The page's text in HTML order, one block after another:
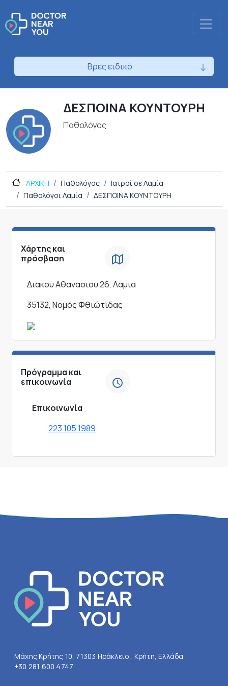
Βρες ειδικό
ΔΕΣΠΟΙΝΑ ΚΟΥΝΤΟΥΡΗ
Παθολόγος
ΑΡΧΙΚΗ Παθολόγος
Ιατροί σε Λαμία
Παθολόγοι Λαμία
ΔΕΣΠΟΙΝΑ ΚΟΥΝΤΟΥΡΗ
Χάρτης και
πρόσβαση
Διακου Αθανασιου 26, Λαμια
35132, Νομός Φθιώτιδας
Πρόγραμμα και
επικοινωνία
Επικοινωνία
223 105 1989
Μάχης Κρήτης 10, 71303 Ηράκλειο , Κρήτη, Ελλάδα
+30 281 600 4747